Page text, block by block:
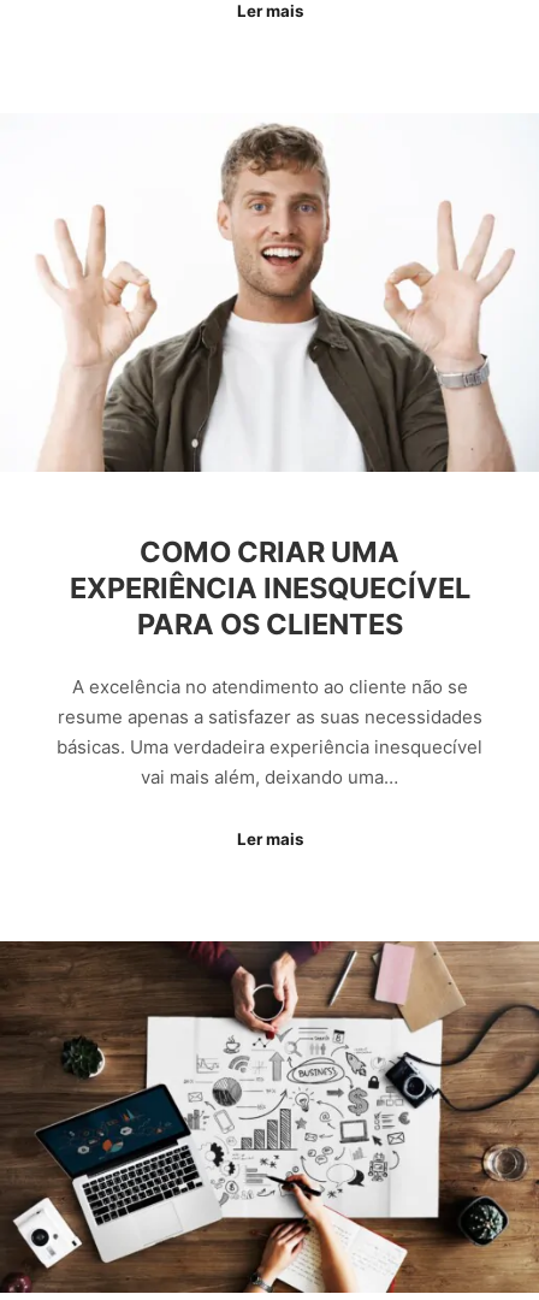
Ler mais
COMO CRIAR UMA
EXPERIÊNCIA INESQUECÍVEL
PARA OS CLIENTES
A excelência no atendimento ao cliente não se
resume apenas a satisfazer as suas necessidades
básicas. Uma verdadeira experiência inesquecível
vai mais além, deixando uma…
Ler mais